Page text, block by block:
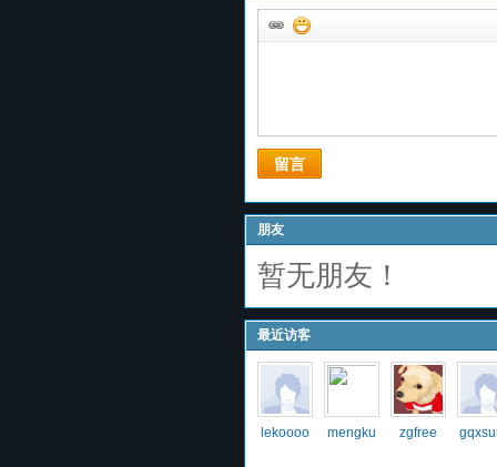
留言
朋友
暂无朋友！
最近访客
lekoooo
mengku
zgfree